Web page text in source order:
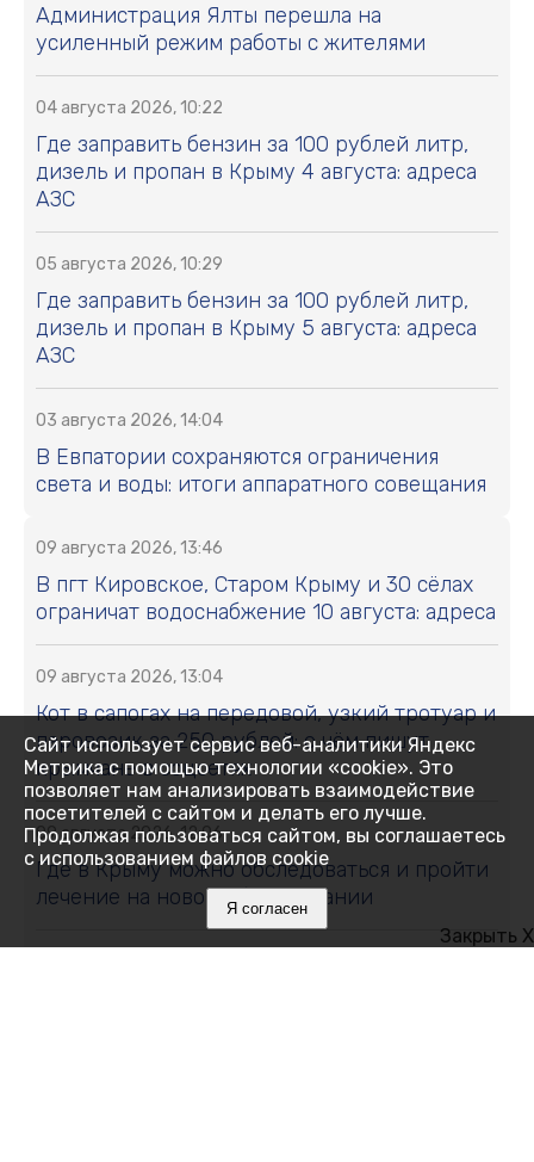
Администрация Ялты перешла на
усиленный режим работы с жителями
04 августа 2026, 10:22
Где заправить бензин за 100 рублей литр,
дизель и пропан в Крыму 4 августа: адреса
АЗС
05 августа 2026, 10:29
Где заправить бензин за 100 рублей литр,
дизель и пропан в Крыму 5 августа: адреса
АЗС
03 августа 2026, 14:04
В Евпатории сохраняются ограничения
света и воды: итоги аппаратного совещания
09 августа 2026, 13:46
В пгт Кировское, Старом Крыму и 30 сёлах
ограничат водоснабжение 10 августа: адреса
09 августа 2026, 13:04
Кот в сапогах на передовой, узкий тротуар и
паровозик за 250 рублей: о чём пишут
крымчане в соцсетях
09 августа 2026, 12:06
Где в Крыму можно обследоваться и пройти
лечение на новом оборудовании
Закрыть X
Сайт использует сервис веб-аналитики Яндекс
Метрика с помощью технологии «cookie». Это
позволяет нам анализировать взаимодействие
посетителей с сайтом и делать его лучше.
Продолжая пользоваться сайтом, вы соглашаетесь
с использованием файлов cookie
Я согласен